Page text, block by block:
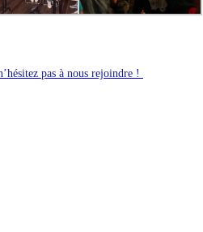
pas à nous rejoindre !